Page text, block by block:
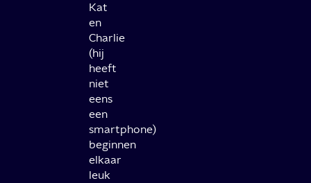
Kat
en
Charlie
(hij
heeft
niet
eens
een
smartphone)
beginnen
elkaar
leuk